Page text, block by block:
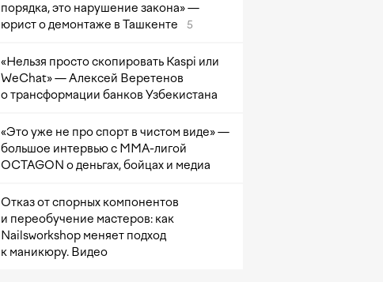
порядка, это нарушение закона» —
юрист о демонтаже в Ташкенте
5
«Нельзя просто скопировать Kaspi или
WeChat» — Алексей Веретенов
о трансформации банков Узбекистана
«Это уже не про спорт в чистом виде» —
большое интервью с ММА-лигой
OCTAGON о деньгах, бойцах и медиа
Отказ от спорных компонентов
и переобучение мастеров: как
Nailsworkshop меняет подход
к маникюру. Видео